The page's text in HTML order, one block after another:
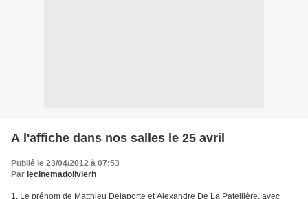
A l'affiche dans nos salles le 25 avril
Publié le 23/04/2012 à 07:53
Par lecinemadolivierh
1. Le prénom de Matthieu Delaporte et Alexandre De La Patellière, avec